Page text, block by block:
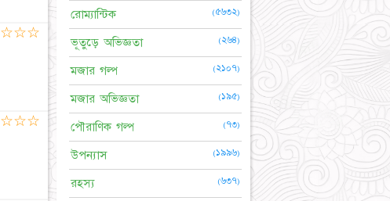
☆☆☆
☆☆☆
রোম্যান্টিক (৫৬৩২)
ভূতুড়ে অভিজ্ঞতা (২৬৪)
মজার গল্প (২১০৭)
মজার অভিজ্ঞতা (১৯৫)
পৌরাণিক গল্প (৭৩)
উপন্যাস (১৯৯৬)
রহস্য (৬৩৭)